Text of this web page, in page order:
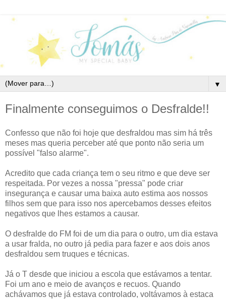
▼
Finalmente conseguimos o Desfralde!!
Confesso que não foi hoje que desfraldou mas sim há três
meses mas queria perceber até que ponto não seria um
possível "falso alarme".
Acredito que cada criança tem o seu ritmo e que deve ser
respeitada. Por vezes a nossa "pressa" pode criar
insegurança e causar uma baixa auto estima aos nossos
filhos sem que para isso nos apercebamos desses efeitos
negativos que lhes estamos a causar.
O desfralde do FM foi de um dia para o outro, um dia estava
a usar fralda, no outro já pedia para fazer e aos dois anos
desfraldou sem truques e técnicas.
Já o T desde que iniciou a escola que estávamos a tentar.
Foi um ano e meio de avanços e recuos. Quando
achávamos que já estava controlado, voltávamos à estaca